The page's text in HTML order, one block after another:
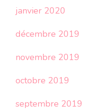
janvier 2020
décembre 2019
novembre 2019
octobre 2019
septembre 2019